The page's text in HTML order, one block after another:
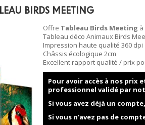
BIRDS MEETING
Offre Tableau Birds Meeting
Tableau déco Animaux Birds
Impression haute qualité 360 dpi
Châssis écologique 2cm
Excellent rapport qualité / prix
Pour avoir accès à nos prix
professionnel validé par
Si vous avez déjà un
Si vous n'avez pas de